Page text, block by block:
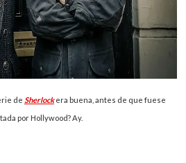
de Sherlockera buena, antes de que fuese
por Hollywood? Ay.